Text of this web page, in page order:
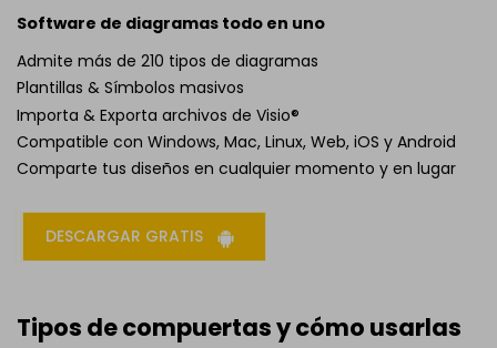
Software de diagramas todo en uno
Admite más de 210 tipos de diagramas
Plantillas & Símbolos masivos
Importa & Exporta archivos de Visio®
Compatible con Windows, Mac, Linux, Web, iOS y Android
Comparte tus diseños en cualquier momento y en lugar
DESCARGAR GRATIS
Tipos de compuertas y cómo usarlas